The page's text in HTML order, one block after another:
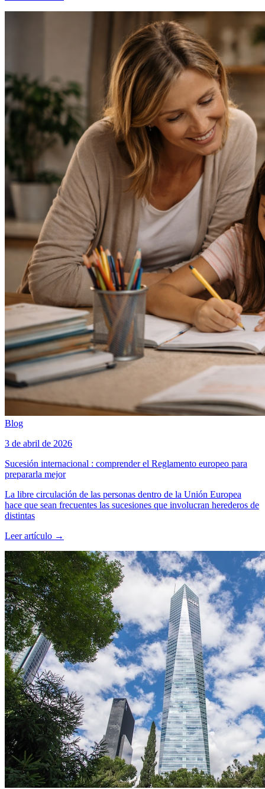
Blog
3 de abril de 2026
Sucesión internacional : comprender el Reglamento europeo para
prepararla mejor
La libre circulación de las personas dentro de la Unión Europea
hace que sean frecuentes las sucesiones que involucran herederos de
distintas
Leer artículo →